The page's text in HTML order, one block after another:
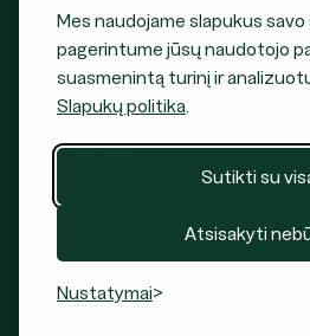
Mes naudojame slapukus
pagerintume jūsų naudotojo
suasmenintą turinį ir
Slapukų politika.
Sutikti su
Atsisakyti
Nustatymai
Įstaigos steigėjas